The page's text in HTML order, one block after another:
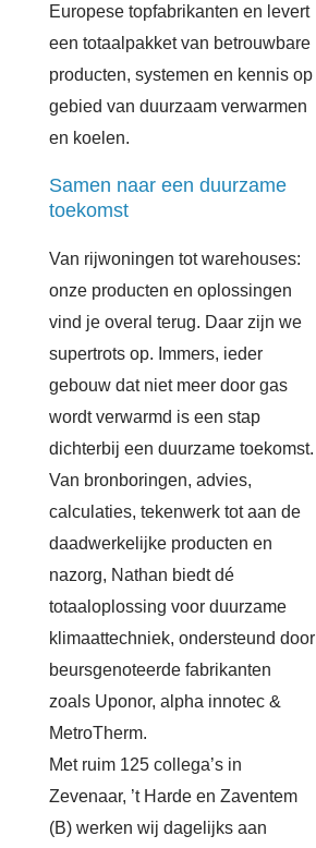
Europese topfabrikanten en levert
een totaalpakket van betrouwbare
producten, systemen en kennis op
gebied van duurzaam verwarmen
en koelen.
Samen naar een duurzame
toekomst
Van rijwoningen tot warehouses:
onze producten en oplossingen
vind je overal terug. Daar zijn we
supertrots op. Immers, ieder
gebouw dat niet meer door gas
wordt verwarmd is een stap
dichterbij een duurzame toekomst.
Van bronboringen, advies,
calculaties, tekenwerk tot aan de
daadwerkelijke producten en
nazorg, Nathan biedt dé
totaaloplossing voor duurzame
klimaattechniek, ondersteund door
beursgenoteerde fabrikanten
zoals Uponor, alpha innotec &
MetroTherm.
Met ruim 125 collega’s in
Zevenaar, ’t Harde en Zaventem
(B) werken wij dagelijks aan